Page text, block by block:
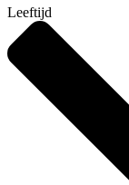
Leeftijd